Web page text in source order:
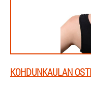
KOHDUNKAULAN